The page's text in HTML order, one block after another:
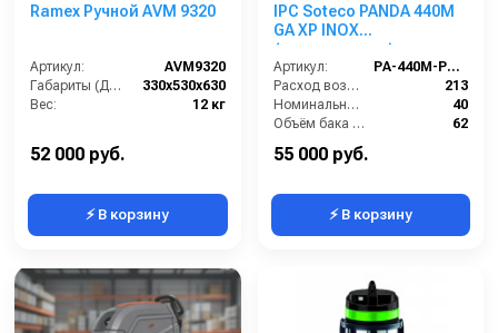
Ramex Ручной AVM 9320
Артикул:
AVM9320
Габариты (ДхШхВ):
330x530x630
Вес:
12 кг
52 000 руб.
⚡ В корзину
IPC Soteco PANDA 440M
GA XP INOX
(пылеводосос)
Артикул:
PA-440M-PANDA-GA-XP
Расход воздуха (л/сек):
213
Номинальный диаметр принадлежностей (мм):
40
Объём бака (л):
62
55 000 руб.
⚡ В корзину